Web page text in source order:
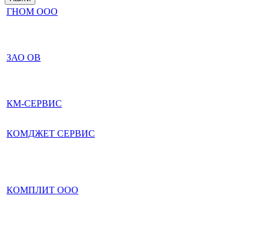
ГНОМ ООО
ЗАО ОВ
КМ-СЕРВИС
КОМДЖЕТ СЕРВИС
КОМПЛИТ ООО